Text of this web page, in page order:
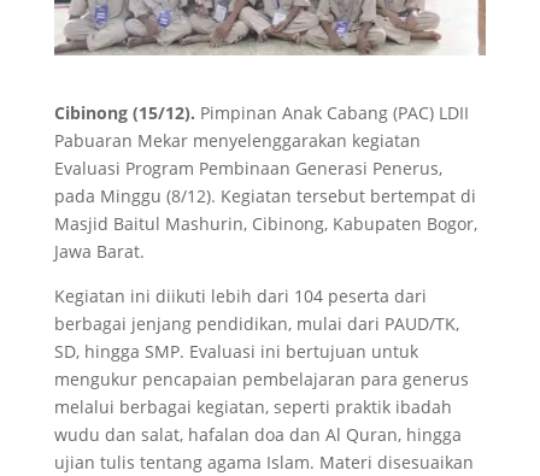
Cibinong (15/12). Pimpinan Anak Cabang (PAC) LDII
Pabuaran Mekar menyelenggarakan kegiatan
Evaluasi Program Pembinaan Generasi Penerus,
pada Minggu (8/12). Kegiatan tersebut bertempat di
Masjid Baitul Mashurin, Cibinong, Kabupaten Bogor,
Jawa Barat.
Kegiatan ini diikuti lebih dari 104 peserta dari
berbagai jenjang pendidikan, mulai dari PAUD/TK,
SD, hingga SMP. Evaluasi ini bertujuan untuk
mengukur pencapaian pembelajaran para generus
melalui berbagai kegiatan, seperti praktik ibadah
wudu dan salat, hafalan doa dan Al Quran, hingga
ujian tulis tentang agama Islam. Materi disesuaikan